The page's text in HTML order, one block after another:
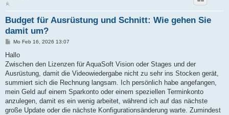
Budget für Ausrüstung und Schnitt: Wie gehen Sie
damit um?
B
i
r
a
Mo Feb 16, 2026 13:07
Hallo
Zwischen den Lizenzen für AquaSoft Vision oder Stages und der
Ausrüstung, damit die Videowiedergabe nicht zu sehr ins Stocken gerät,
summiert sich die Rechnung langsam. Ich persönlich habe angefangen,
mein Geld auf einem Sparkonto oder einem speziellen Terminkonto
anzulegen, damit es ein wenig arbeitet, während ich auf das nächste
große Update oder die nächste Konfigurationsänderung warte. Zumindest